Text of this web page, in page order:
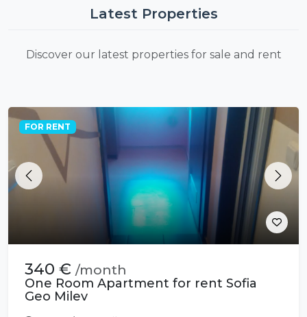
Latest Properties
Discover our latest properties for sale and rent
Previous Next
FOR RENT
340 € /month
One Room Apartment for rent Sofia
Geo Milev